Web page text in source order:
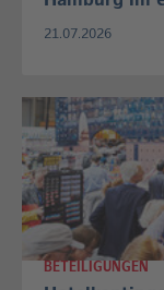
21.07.2026
BETEILIGUNGEN